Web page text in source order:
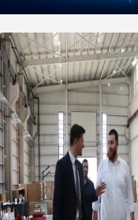
Marmara OSB
Toplantısı